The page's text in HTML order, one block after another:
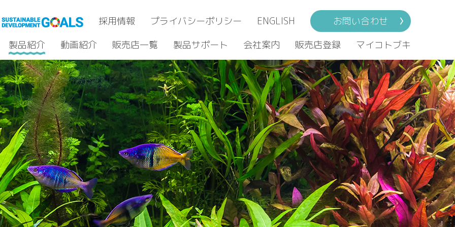
採用情報 プライバシーポリシー ENGLISH
お問い合わせ
製品紹介
動画紹介 販売店一覧 製品サポート 会社案内 販売店登録 マイコトブキ